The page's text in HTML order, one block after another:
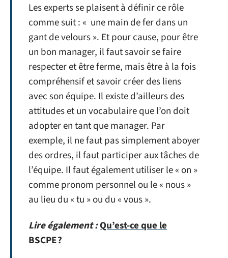
Les experts se plaisent à définir ce rôle
comme suit : « une main de fer dans un
gant de velours ». Et pour cause, pour être
un bon manager, il faut savoir se faire
respecter et être ferme, mais être à la fois
compréhensif et savoir créer des liens
avec son équipe. Il existe d’ailleurs des
attitudes et un vocabulaire que l’on doit
adopter en tant que manager. Par
exemple, il ne faut pas simplement aboyer
des ordres, il faut participer aux tâches de
l’équipe. Il faut également utiliser le « on »
comme pronom personnel ou le « nous »
au lieu du « tu » ou du « vous ».
Lire également :Qu’est-ce que le
BSCPE ?